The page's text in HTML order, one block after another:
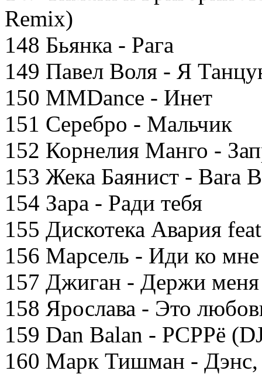
Remix)
148 Бьянка - Рага
149 Павел Воля - Я
150 MMDance - Инет
151 Серебро - Мальчик
152 Корнелия Манго -
153 Жека Баянист - Bara
154 Зара - Ради тебя
155 Дискотека Авария
156 Марсель - Иди ко мне
157 Джиган - Держи меня
158 Ярослава - Это
159 Dan Balan - РСРРё
160 Марк Тишман -